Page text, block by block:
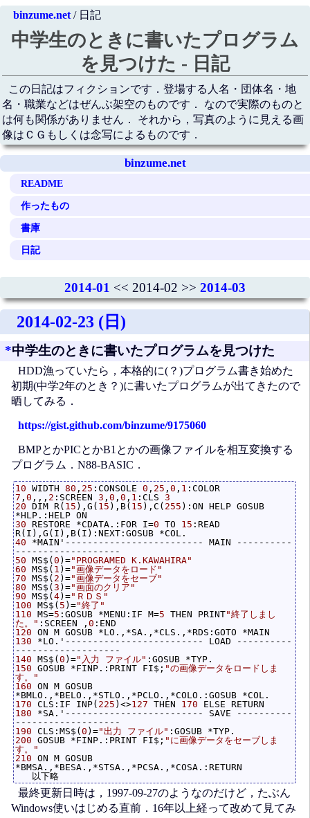
binzume.net/ 日記
中学生のときに書いたプログラム
を見つけた - 日記
この日記はフィクションです．登場する人名・団体名・地
名・職業などはぜんぶ架空のものです． なので実際のものと
は何も関係がありません． それから，写真のように見える画
像はＣＧもしくは念写によるものです．
binzume.net
README
作ったもの
書庫
日記
2014-01 << 2014-02 >> 2014-03
2014-02-23 (日)
*中学生のときに書いたプログラムを見つけた
HDD漁っていたら，本格的に(？)プログラム書き始めた
初期(中学2年のとき？)に書いたプログラムが出てきたので
晒してみる．
https://gist.github.com/binzume/9175060
BMPとかPICとかB1とかの画像ファイルを相互変換する
プログラム．N88-BASIC．
10 WIDTH 80 , 25 :CONSOLE 0 , 25 ,0 , 1
7 ,0 ,,, 2 :SCREEN 3 ,0 ,0 , 1 :CLS 3
20 DIM R( 15 ),G( 15 ),B( 15 ),C( 255 ):ON HELP GOSUB
30 RESTORE *CDATA.:FOR I=0 TO 15 :READ
40 *MAIN'------------------------- MAIN ----------
50 MS$(0 )="PROGRAMED K.KAWAHIRA"
60 MS$( 1 )="画像データをロード"
70 MS$( 2 )="画像データをセーブ"
80 MS$(3 )="画面のクリア"
90 MS$(4)="ＲＤＳ"
100 MS$( 5 )="終了"
110 MS=5 :GOSUB *MENU:IF M=5 THEN PRINT"終了しまし
た。" :SCREEN ,0
120
130 *LO.'------------------------- LOAD ----------
140 MS$(0 )="入力 ファイル"
150 GOSUB *FINP.:PRINT FI$; "の画像データをロードしま
す。"
160 ON M GOSUB
170 CLS:IF INP( 225 )<>127 THEN 170
180 *SA.'------------------------- SAVE ----------
190 CLS:MS$(0 )="出力 ファイル"
200 GOSUB *FINP.:PRINT FI$; "に画像データをセーブしま
す。"
210 ON M GOSUB
*BMSA.,*BESA.,*STSA.,*PCSA.,*COSA.:RETURN
最終更新日時は，1997-09-27のようなのだけど，たぶん
Windows使いはじめる直前．16年以上経って改めて見てみ